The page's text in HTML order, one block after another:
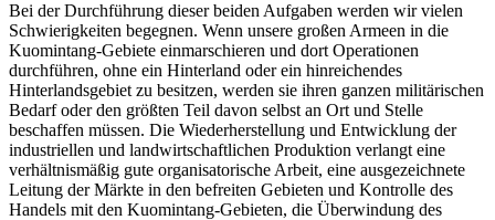
Bei der Durchführung dieser beiden Aufgaben werden wir vielen
Schwierigkeiten begegnen. Wenn unsere großen Armeen in die
Kuomintang-Gebiete einmarschieren und dort Operationen
durchführen, ohne ein Hinterland oder ein hinreichendes
Hinterlandsgebiet zu besitzen, werden sie ihren ganzen militärischen
Bedarf oder den größten Teil davon selbst an Ort und Stelle
beschaffen müssen. Die Wiederherstellung und Entwicklung der
industriellen und landwirtschaftlichen Produktion verlangt eine
verhältnismäßig gute organisatorische Arbeit, eine ausgezeichnete
Leitung der Märkte in den befreiten Gebieten und Kontrolle des
Handels mit den Kuomintang-Gebieten, die Überwindung des